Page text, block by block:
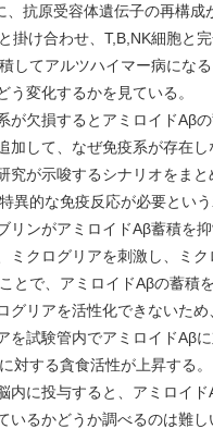
抗原受容体遺伝子の再構成
掛け合わせ、T,B,NK細胞と
してアルツハイマー病にな
変化するかを見ている。
欠損するとアミロイドAβ
加して、なぜ免疫系が存在
究が示唆するシナリオをま
な免疫反応が必要という
リンがアミロイドAβ蓄積を
ミクログリアを刺激し、ミ
とで、アミロイドAβの蓄積
グリアを活性化できないた
を試験管内でアミロイドAβ
対する貪食活性が上昇する
内に投与すると、アミロイ
かどうか調べるのは難し